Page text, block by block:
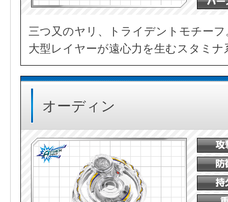
三つ又のヤリ、トライデントモチー
大型レイヤーが遠心力を生むスタミナ
オーディン